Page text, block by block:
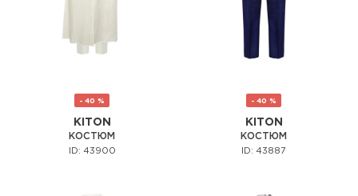
- 40 %
KITON
КОСТЮМ
ID: 43900
- 40 %
KITON
КОСТЮМ
ID: 43887